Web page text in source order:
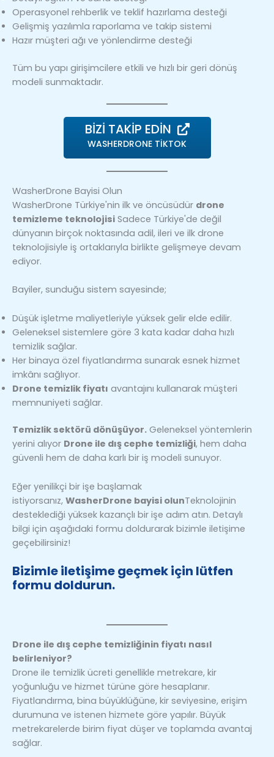
Operasyonel rehberlik ve teklif hazırlama desteği
Gelişmiş yazılımla raporlama ve takip sistemi
Hazır müşteri ağı ve yönlendirme desteği
Tüm bu yapı girişimcilere etkili ve hızlı bir geri dönüş
modeli sunmaktadır.
BİZİ TAKİP EDİN
WASHERDRONE TİKTOK
WasherDrone Bayisi Olun
WasherDrone Türkiye'nin ilk ve öncüsüdür drone
temizleme teknolojisi Sadece Türkiye'de değil
dünyanın birçok noktasında adil, ileri ve ilk drone
teknolojisiyle iş ortaklarıyla birlikte gelişmeye devam
ediyor.
Bayiler, sunduğu sistem sayesinde;
Düşük işletme maliyetleriyle yüksek gelir elde edilir.
Geleneksel sistemlere göre 3 kata kadar daha hızlı
temizlik sağlar.
Her binaya özel fiyatlandırma sunarak esnek hizmet
imkânı sağlıyor.
Drone temizlik fiyatı avantajını kullanarak müşteri
memnuniyeti sağlar.
Temizlik sektörü dönüşüyor. Geleneksel yöntemlerin
yerini alıyor Drone ile dış cephe temizliği, hem daha
güvenli hem de daha karlı bir iş modeli sunuyor.
Eğer yenilikçi bir işe başlamak
istiyorsanız, WasherDrone bayisi olunTeknolojinin
desteklediği yüksek kazançlı bir işe adım atın. Detaylı
bilgi için aşağıdaki formu doldurarak bizimle iletişime
geçebilirsiniz!
Bizimle iletişime geçmek için lütfen
formu doldurun.
Drone ile dış cephe temizliğinin fiyatı nasıl
belirleniyor?
Drone ile temizlik ücreti genellikle metrekare, kir
yoğunluğu ve hizmet türüne göre hesaplanır.
Fiyatlandırma, bina büyüklüğüne, kir seviyesine, erişim
durumuna ve istenen hizmete göre yapılır. Büyük
metrekarelerde birim fiyat düşer ve toplamda avantaj
sağlar.